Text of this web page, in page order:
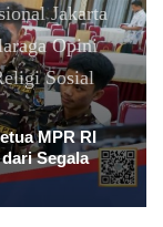
Jakarta
Opini
Sosial
MPR RI
Segala